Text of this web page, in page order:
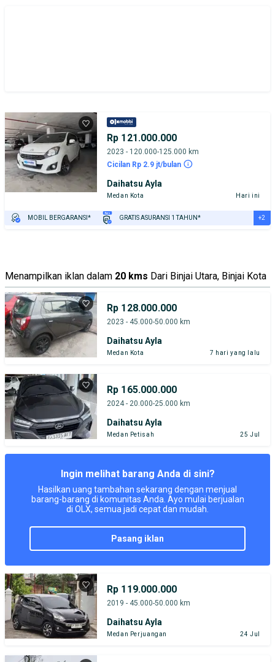
Rp 121.000.000
2023 - 120.000-125.000 km
Cicilan Rp 2.9 jt/bulan
Daihatsu Ayla
Medan Kota Hari ini
MOBIL BERGARANSI* GRATIS ASURANSI 1 TAHUN* +2
Menampilkan iklan dalam 20 kms Dari Binjai Utara, Binjai Kota
Rp 128.000.000
2023 - 45.000-50.000 km
Daihatsu Ayla
Medan Kota 7 hari yang lalu
Rp 165.000.000
2024 - 20.000-25.000 km
Daihatsu Ayla
Medan Petisah 25 Jul
Ingin melihat barang Anda di sini?
Hasilkan uang tambahan sekarang dengan menjual
barang-barang di komunitas Anda. Ayo mulai berjualan
di OLX, semua jadi cepat dan mudah.
pasang iklan
Rp 119.000.000
2019 - 45.000-50.000 km
Daihatsu Ayla
Medan Perjuangan 24 Jul